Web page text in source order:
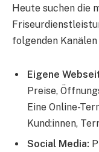
Heute suchen die
folgenden
Eigene
Preise,
Eine Online-
Kund:innen,
Social Media: